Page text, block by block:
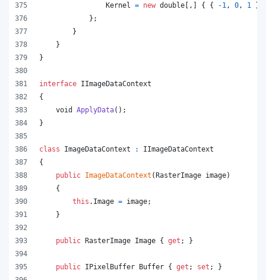
Kernel = new double [ , ] { { -1 , 0 , 1 }
} ;
}
}
}
interface IImageDataContext
{
void
ApplyData( ) ;
}
class ImageDataContext :
IImageDataContext
{
public ImageDataContext (RasterImage image)
{
this . Image = image;
}
public RasterImage Image { get ; }
public IPixelBuffer Buffer { get ; set ; }